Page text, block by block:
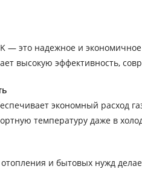
— это надежное и
высокую эффективность,
экономный расход
температуру даже в
и бытовых нужд